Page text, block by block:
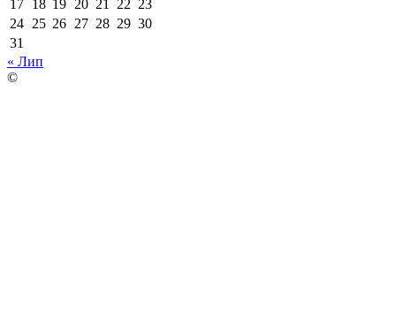
17 18 19 20 21 22 23
24 25 26 27 28 29 30
31
« Лип
©